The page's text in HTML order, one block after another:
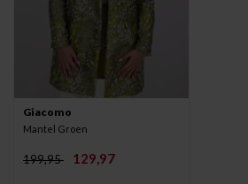
Giacomo
Mantel Groen
199,95 129,97